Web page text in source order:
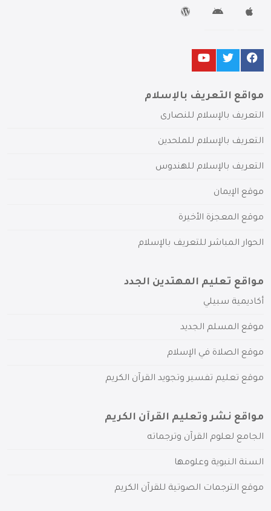
مواقع التعريف بالإسلام
التعريف بالإسلام للنصارى
التعريف بالإسلام للملحدين
التعريف بالإسلام للهندوس
موقع الإيمان
موقع المعجزة الأخيرة
الحوار المباشر للتعريف بالإسلام
مواقع تعليم المهتدين الجدد
أكاديمية سبيلي
موقع المسلم الجديد
موقع الصلاة في الإسلام
موقع تعليم تفسير وتجويد القرآن الكريم
مواقع نشر وتعليم القرآن الكريم
الجامع لعلوم القرآن وترجماته
السنة النبوية وعلومها
موقع الترجمات الصوتية للقرآن الكريم